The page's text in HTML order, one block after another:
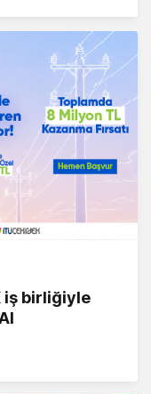
iş birliğiyle